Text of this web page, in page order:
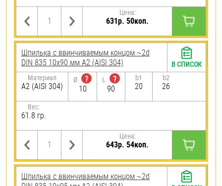
Цена:
631р. 50коп.
Шпилька c ввинчиваемым концом ~2d
DIN 835 10х90 мм А2 (AISI 304)
Материал
А2 (AISI 304)
Ø
?
10
L
?
90
b1
20
b2
26
Вес:
61.8 гр.
Цена:
643р. 54коп.
В СПИСОК
Шпилька c ввинчиваемым концом ~2d